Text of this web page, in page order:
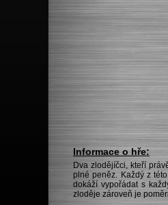
Informace o hře:
Dva zlodějíčci, kteří
plné peněz. Každý z
dokáží vypořádat s
zloděje zároveň je